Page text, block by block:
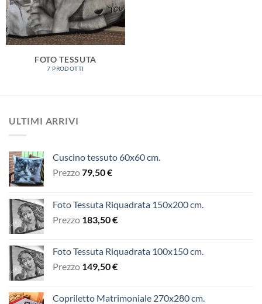
FOTO TESSUTA
7 PRODOTTI
ULTIMI ARRIVI
Cuscino tessuto 60x60 cm.
Prezzo79,50€
Foto Tessuta Riquadrata 150x200 cm.
Prezzo 183,50€
Foto Tessuta Riquadrata 100x150 cm.
Prezzo 149,50€
Copriletto Matrimoniale 270x280 cm.